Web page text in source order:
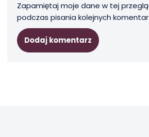
Zapamiętaj moje dane w tej
podczas pisania kolejnych